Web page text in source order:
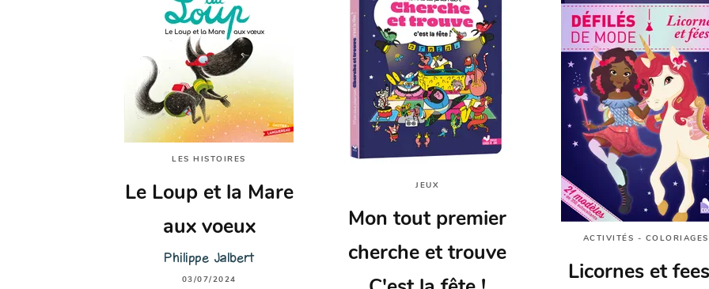
LES HISTOIRES
Le Loup et la Mare
aux voeux
Philippe Jalbert
03/07/2024
JEUX
Mon tout premier
cherche et trouve
ACTIVITÉS - COLORIAGES
Licornes et